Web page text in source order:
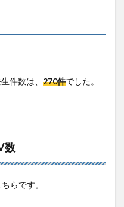
件数は、 270件でした。
数
らです。